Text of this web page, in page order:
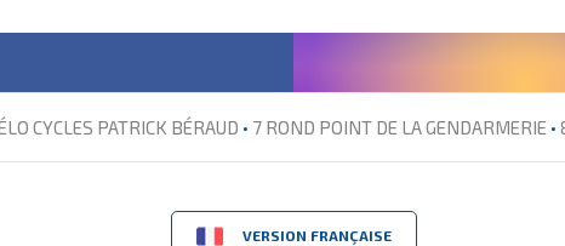
CYCLES PATRICK BÉRAUD • 7 ROND POINT DE LA GENDARMERIE •
VERSION FRANÇAISE